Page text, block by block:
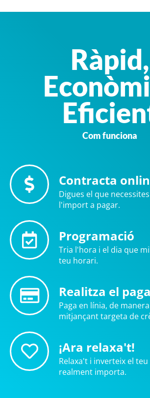
Ràpid,
Com funciona
Contracta
Digues el que
l'import a pagar.
Programació
Tria l'hora i el dia que
teu horari.
Realitza el
Paga en línia, de
mitjançant targeta de
¡Ara relaxa't!
Relaxa't i inverteix el
realment importa.